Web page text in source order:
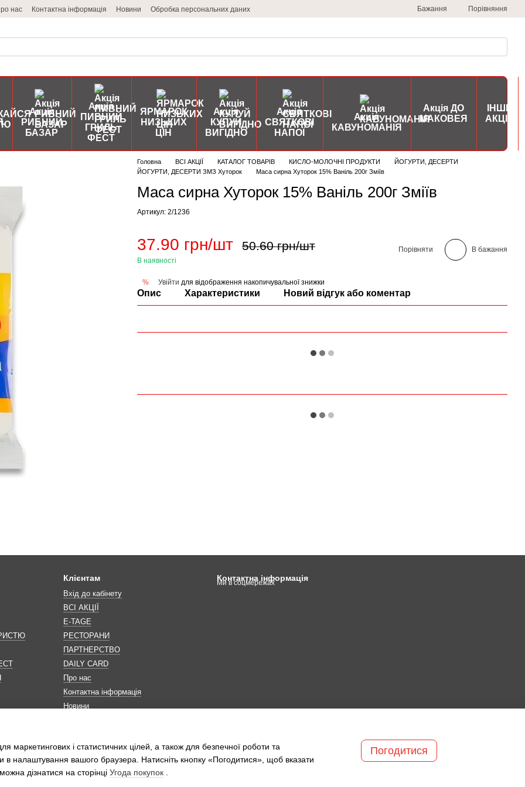
нас Контактна інформація Новини Обробка персональних даних Бажання Порівняння
Акція
РИБНИЙ
БАЗАР
Акція
ПИВНИЙ
ГРИЛЬ
ФЕСТ
ЯРМАРОК
НИЗЬКИХ
ЦІН
Акція
КУПУЙ
ВИГІДНО
Акція
СВЯТКОВІ
НАПОЇ
Акція
КАВУНОМАНІЯ
Акція ДО
МАКОВЕЯ
ІНШІ
АКЦІЇ
Головна ВСІ АКЦІЇ КАТАЛОГ ТОВАРІВ КИСЛО-МОЛОЧНІ ПРОДУКТИ
ЙОГУРТИ, ДЕСЕРТИ
ЙОГУРТИ, ДЕСЕРТИ ЗМЗ Хуторок
Маса сирна Хуторок 15% Ваніль 200г Зміїв
Маса сирна Хуторок 15% Ваніль 200г Зміїв
Артикул: 2/1236
37.90 грн/шт 50.60 грн/шт
В наявності
Порівняти В бажання
% Увійти для відображення накопичувальної знижки
Опис Характеристики Новий відгук або коментар
Клієнтам
Вхід до кабінету
ВСІ АКЦІЇ
E-TAGE
РЕСТОРАНИ
ПАРТНЕРСТВО
DAILY CARD
Про нас
Контактна інформація
Новини
Контактна інформація
Ми в соцмережах
і статистичних цілей, а також для безпечної роботи та
в налаштування вашого браузера. Натисніть кнопку «Погодитися», щоб вказати
дізнатися на сторінці Угода покупок
Погодитися